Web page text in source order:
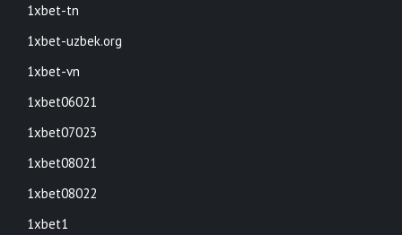
1xbet-tn
1xbet-uzbek.org
1xbet-vn
1xbet06021
1xbet07023
1xbet08021
1xbet08022
1xbet1